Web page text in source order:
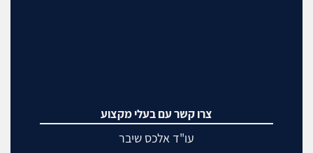
צרו קשר עם בעלי מקצוע
עו"ד אלכס שיבר